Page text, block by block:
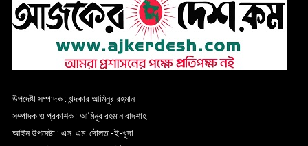
উপদেষ্টা সম্পাদক : খন্দকার আমিনুর রহমান
সম্পাদক ও প্রকাশক : আমিনুর রহমান বাদশাহ
আইন উপদেষ্টা : এস. এম. দৌলত -ই-খুদা